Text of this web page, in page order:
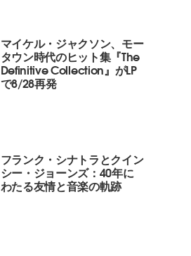
マイケル・ジャクソン、モー
タウン時代のヒット集『The
Definitive Collection』がLP
で8/28再発
フランク・シナトラとクイン
シー・ジョーンズ：40年に
わたる友情と音楽の軌跡